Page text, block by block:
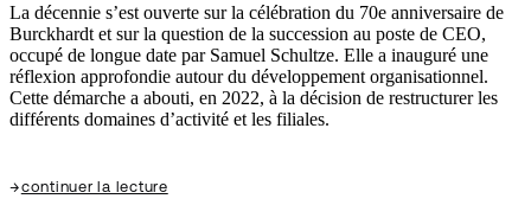
La décennie s’est ouverte sur la célébration du 70e anniversaire de
Burckhardt et sur la question de la succession au poste de CEO,
occupé de longue date par Samuel Schultze. Elle a inauguré une
réflexion approfondie autour du développement organisationnel.
Cette démarche a abouti, en 2022, à la décision de restructurer les
différents domaines d’activité et les filiales.
→continuer la lecture